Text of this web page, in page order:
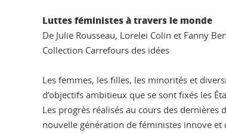
Luttes féministes à travers le monde
De Julie Rousseau, Lorelei Colin et Fanny
Collection Carrefours des idées
Les femmes, les filles, les minorités et
d’objectifs ambitieux que se sont fixés les
Les progrès réalisés au cours des
nouvelle génération de féministes innove et